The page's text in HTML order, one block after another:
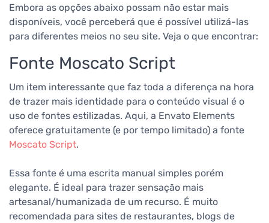
Embora as opções abaixo possam não estar mais
disponíveis, você perceberá que é possível utilizá-las
para diferentes meios no seu site. Veja o que encontrar:
Fonte Moscato Script
Um item interessante que faz toda a diferença na hora
de trazer mais identidade para o conteúdo visual é o
uso de fontes estilizadas. Aqui, a Envato Elements
oferece gratuitamente (e por tempo limitado) a fonte
Moscato Script.
Essa fonte é uma escrita manual simples porém
elegante. É ideal para trazer sensação mais
artesanal/humanizada de um recurso. É muito
recomendada para sites de restaurantes, blogs de